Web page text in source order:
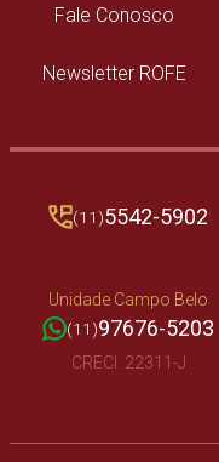
Fale Conosco
Newsletter ROFE
(11)5542-5902
Unidade Campo Belo
(11)97676-5203
CRECI: 22311-J